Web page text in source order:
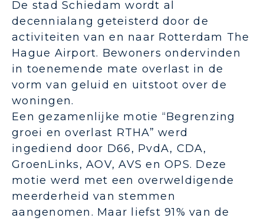
De stad Schiedam wordt al
decennialang geteisterd door de
activiteiten van en naar Rotterdam The
Hague Airport. Bewoners ondervinden
in toenemende mate overlast in de
vorm van geluid en uitstoot over de
woningen.
Een gezamenlijke motie “Begrenzing
groei en overlast RTHA” werd
ingediend door D66, PvdA, CDA,
GroenLinks, AOV, AVS en OPS. Deze
motie werd met een overweldigende
meerderheid van stemmen
aangenomen. Maar liefst 91% van de